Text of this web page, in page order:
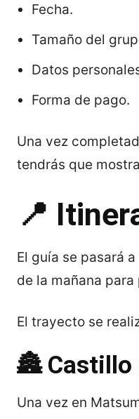
Fecha.
Tamaño del
Datos
Forma de pago.
Una vez
tendrás que
📍
El guía se pasará
de la mañana
El trayecto se
🏯
Una vez en